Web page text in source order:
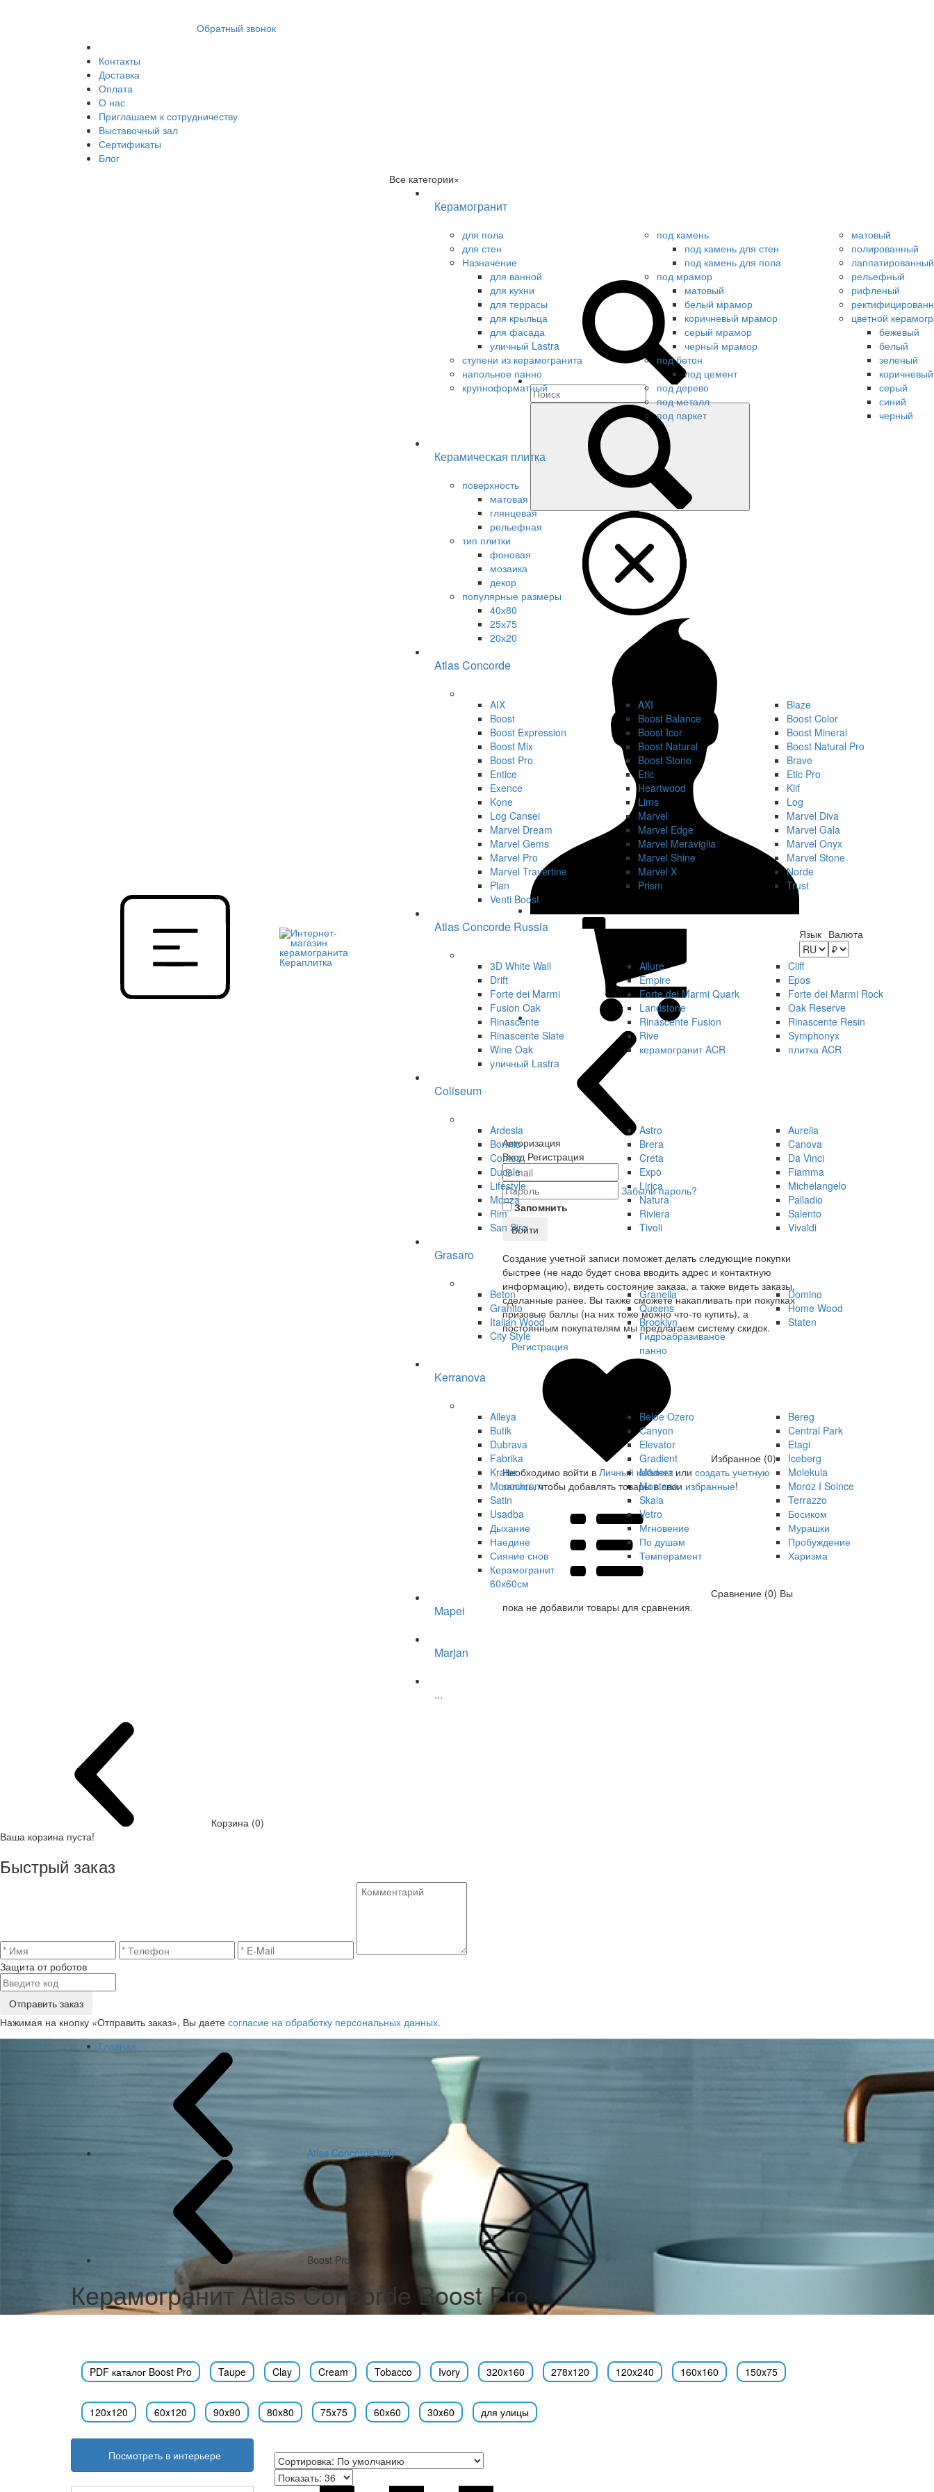
Обратный звонок
Контакты
Доставка
Оплата
О нас
Приглашаем к сотрудничеству
Выставочный зал
Сертификаты
Блог
Все категории×
Керамогранит
для пола
для стен
Назначение
для ванной
для кухни
для террасы
для крыльца
для фасада
уличный Lastra
ступени из керамогранита
напольное панно
крупноформатный
под камень
под камень для стен
под камень для пола
под мрамор
матовый
белый мрамор
коричневый мрамор
серый мрамор
черный мрамор
под бетон
под цемент
под дерево
под металл
под паркет
матовый
полированный
лаппатированный
рельефный
рифленый
цветной
бежевый
белый
зеленый
коричневый
серый
синий
черный
Керамическая плитка
поверхность
матовая
глянцевая
рельефная
тип плитки
фоновая
мозаика
декор
популярные размеры
40х80
25х75
20х20
Atlas Concorde
AIX
Boost
Boost Expression
Boost Mix
Boost Pro
Entice
Exence
Kone
Log Cansei
Marvel Dream
Marvel Gems
Marvel Pro
Marvel Travertine
Plan
Venti Boost
AXI
Boost Balance
Boost Icor
Boost Natural
Boost Stone
Etic
Heartwood
Lims
Marvel
Marvel Edge
Marvel Meraviglia
Marvel Shine
Marvel X
Prism
Blaze
Boost Color
Boost Mineral
Boost Natural Pro
Brave
Etic Pro
Klif
Log
Marvel Diva
Marvel Gala
Marvel Onyx
Marvel Stone
Norde
Trust
Atlas Concorde Russia
3D White Wall
Drift
Forte dei Marmi
Fusion Oak
Rinascente
Rinascente Slate
Wine Oak
уличный Lastra
Allure
Empire
Forte dei Marmi Quark
Landstone
Rinascente Fusion
Rive
керамогранит ACR
Cliff
Epos
Forte dei Marmi Rock
Oak Reserve
Rinascente Resin
Symphonyx
плитка ACR
Coliseum
Ardesia
Bormio
Contea
Ducale
Lifestyle
Monza
Rim
San Siro
Astro
Brera
Creta
Expo
Lirica
Natura
Riviera
Tivoli
Aurelia
Canova
Da Vinci
Fiamma
Michelangelo
Palladio
Salento
Vivaldi
Grasaro
Beton
Granito
Italian Wood
City Style
Granella
Queens
Brooklyn
Гидроабразиваное
панно
Domino
Home Wood
Staten
Kerranova
Alleya
Butik
Dubrava
Fabrika
Krater
Monochrom
Satin
Usadba
Дыхание
Наедине
Сияние снов
Керамогранит
60х60см
Beloe Ozero
Canyon
Elevator
Gradient
Madera
Montana
Skala
Vetro
Мгновение
По душам
Темперамент
Bereg
Central Park
Etagi
Iceberg
Molekula
Moroz I Solnce
Terrazzo
Босиком
Мурашки
Пробуждение
Харизма
Mapei
Marjan
...
Авторизация
Вход Регистрация
Забыли пароль?
Запомнить
Войти
Создание учетной записи поможет делать следующие покупки
быстрее (не надо будет снова вводить адрес и контактную
информацию), видеть состояние заказа, а также видеть заказы,
сделанные ранее. Вы также сможете накапливать при покупках
призовые баллы (на них тоже можно что-то купить), а
постоянным покупателям мы предлагаем систему скидок.
Регистрация
Избранное (0)
Необходимо войти в Личный кабинетили создать учетную
запись, чтобы добавлять товары в свои избранные!
Сравнение (0) Вы
пока не добавили товары для сравнения.
Язык Валюта
Корзина (0)
Ваша корзина пуста!
Быстрый заказ
Защита от роботов
Отправить заказ
Нажимая на кнопку «Отправить заказ», Вы даете согласие на обработку персональных данных.
Главная
Atlas Concorde Italy
Boost Pro
Керамогранит Atlas Concorde Boost Pro
PDF каталог Boost Pro Taupe Clay Cream Tobacco Ivory 320x160 278x120 120x240 160x160 150x75
120x120 60x120 90x90 80x80 75x75 60x60 30x60 для улицы
Посмотреть в интерьере